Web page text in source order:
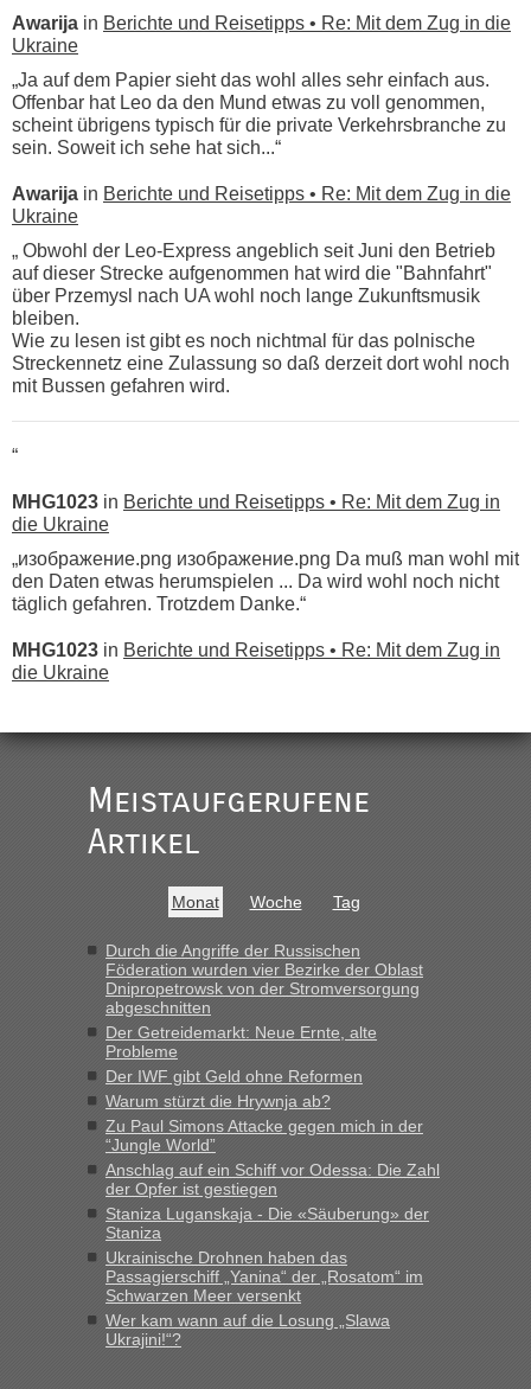
Awarija in Berichte und Reisetipps • Re: Mit dem Zug in die
Ukraine
„Ja auf dem Papier sieht das wohl alles sehr einfach aus.
Offenbar hat Leo da den Mund etwas zu voll genommen,
scheint übrigens typisch für die private Verkehrsbranche zu
sein. Soweit ich sehe hat sich...“
Awarija in Berichte und Reisetipps • Re: Mit dem Zug in die
Ukraine
„ Obwohl der Leo-Express angeblich seit Juni den Betrieb
auf dieser Strecke aufgenommen hat wird die "Bahnfahrt"
über Przemysl nach UA wohl noch lange Zukunftsmusik
bleiben.
Wie zu lesen ist gibt es noch nichtmal für das polnische
Streckennetz eine Zulassung so daß derzeit dort wohl noch
mit Bussen gefahren wird.
“
MHG1023 in Berichte und Reisetipps • Re: Mit dem Zug in
die Ukraine
„изображение.png изображение.png Da muß man wohl mit
den Daten etwas herumspielen ... Da wird wohl noch nicht
täglich gefahren. Trotzdem Danke.“
MHG1023 in Berichte und Reisetipps • Re: Mit dem Zug in
die Ukraine
Ist korrekt, aber ich finde man hätte trotzdem im Text gleich
darauf hinweisen können.
War aber nicht "böse" gemeint ...
buchbar - warum auch immer ...
Hab´s versucht - bekomme aber immer angezeigt "auf dieser
Strecke fahren wir nicht"
inBerichte und Reisetipps • Re: Mit dem Zug in
die Ukraine
„Man sollte aber explizit dazu schreiben, daß es ein Zug von
LeoExpress ist - und nur auf deren Webseite kann man die
Fahrkarten kaufen. Zumindest ist es die erste Umsteigefreie
Verbindung von Deutschland...“
Recht, Visa und Dokumente • Re: Deklaration
gebrauchter Kleidung beim Zoll
„Vielen Dank, mit einem Briefchen meiner Frau im Gepäck
gab es keine Probleme“
Meistaufgerufene
Artikel
Monat Woche Tag
Durch die Angriffe der Russischen
Föderation wurden vier Bezirke der Oblast
Dnipropetrowsk von der Stromversorgung
abgeschnitten
Der Getreidemarkt: Neue Ernte, alte
Probleme
Der IWF gibt Geld ohne Reformen
Warum stürzt die Hrywnja ab?
Zu Paul Simons Attacke gegen mich in der
“Jungle World”
Anschlag auf ein Schiff vor Odessa: Die Zahl
der Opfer ist gestiegen
Staniza Luganskaja - Die «Säuberung» der
Staniza
Ukrainische Drohnen haben das
Passagierschiff „Yanina“ der „Rosatom“ im
Schwarzen Meer versenkt
Wer kam wann auf die Losung „Slawa
Ukrajini!“?